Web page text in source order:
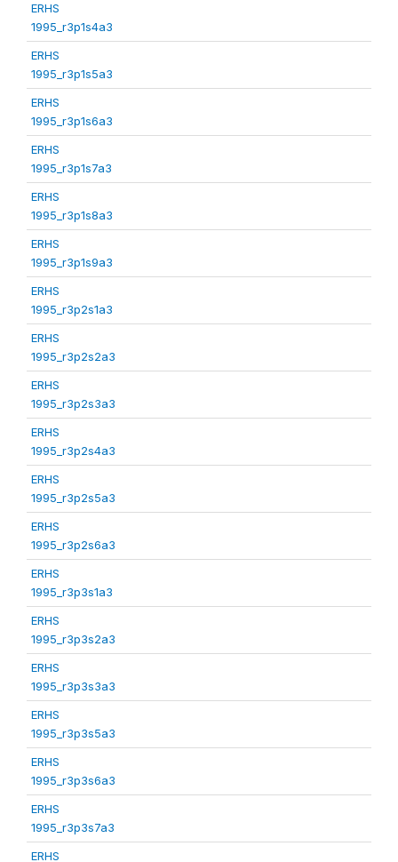
ERHS
1995_r3p1s4a3
ERHS
1995_r3p1s5a3
ERHS
1995_r3p1s6a3
ERHS
1995_r3p1s7a3
ERHS
1995_r3p1s8a3
ERHS
1995_r3p1s9a3
ERHS
1995_r3p2s1a3
ERHS
1995_r3p2s2a3
ERHS
1995_r3p2s3a3
ERHS
1995_r3p2s4a3
ERHS
1995_r3p2s5a3
ERHS
1995_r3p2s6a3
ERHS
1995_r3p3s1a3
ERHS
1995_r3p3s2a3
ERHS
1995_r3p3s3a3
ERHS
1995_r3p3s5a3
ERHS
1995_r3p3s6a3
ERHS
1995_r3p3s7a3
ERHS